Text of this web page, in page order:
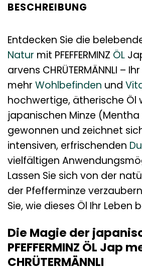
BESCHREIBUNG
Entdecken Sie die
Natur mit PFEFFERMINZ ÖL
arvens CHRÜTERMÄNNLI –
mehr Wohlbefinden und
hochwertige, ätherische Öl
japanischen Minze
gewonnen und zeichnet
intensiven, erfrischenden
vielfältigen
Lassen Sie sich von der
der Pfefferminze
Sie, wie dieses Öl Ihr Leben
Die Magie der
PFEFFERMINZ ÖL Jap
CHRÜTERMÄNNLI